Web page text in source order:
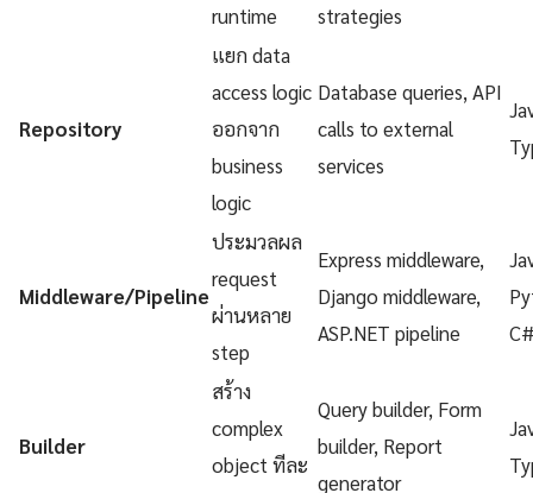
runtime
strategies
Repository
แยก data
access logic
ออกจาก
business
logic
Database queries, API
calls to external
services
Middleware/Pipeline
ประมวลผล
request
ผ่านหลาย
step
Express middleware,
Django middleware,
ASP.NET pipeline
Builder
สร้าง
complex
object ทีละ
Query builder, Form
builder, Report
generator